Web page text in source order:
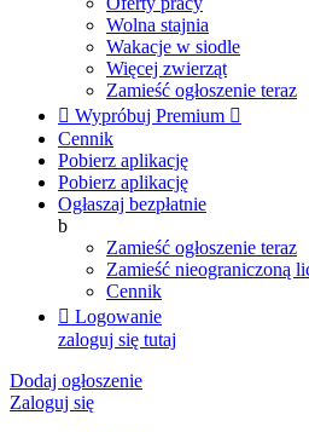
Wolna stajnia
Wakacje w siodle
Więcej zwierząt
Zamieść ogłoszenie teraz
 Wypróbuj Premium 
Cennik
Pobierz aplikację
Pobierz aplikację
Ogłaszaj bezpłatnie
b
Zamieść ogłoszenie teraz
Zamieść nieograniczoną
Cennik
 Logowanie
zaloguj się tutaj
Dodaj ogłoszenie
Zaloguj się